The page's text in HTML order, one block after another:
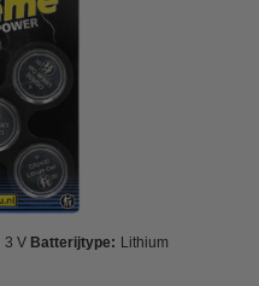
3 V Batterijtype: Lithium